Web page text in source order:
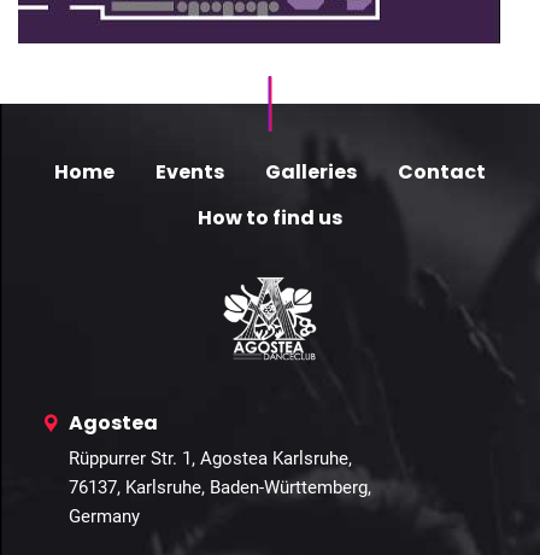
Home Events Galleries
Contact
How to find us
Agostea
Rüppurrer Str. 1, Agostea Karlsruhe,
76137, Karlsruhe, Baden-Württemberg,
Germany